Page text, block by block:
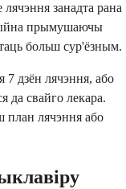
занадта рана
прымушаючы
больш сур'ёзным.
дзён лячэння, або
да свайго лекара.
план лячэння або